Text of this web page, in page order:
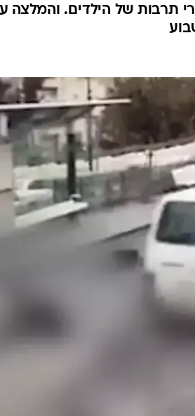
תרבות של הילדים. והמלצה